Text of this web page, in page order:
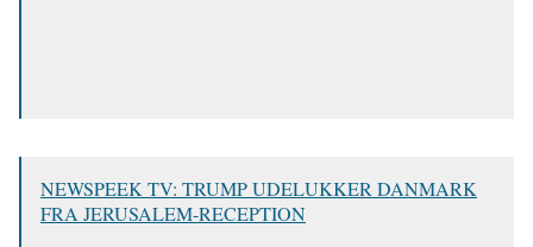
NEWSPEEK TV: TRUMP UDELUKKER DANMARK
FRA JERUSALEM-RECEPTION